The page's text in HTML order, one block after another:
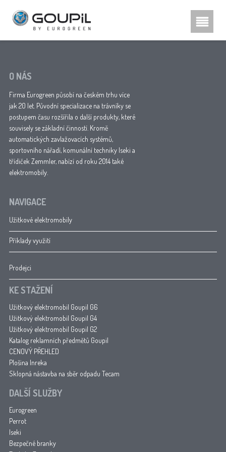
Hestra rukavice, poznu00e1te
O NÁS
Firma Eurogreen působí na českém trhu více
jak 20 let. Původní specializace na trávníky se
postupem času rozšířila o další produkty, které
souvisely se základní činností. Kromě
automatických zavlažovacích systémů,
sportovního nářadí, komunální techniky Iseki a
třídiček Zemmler, nabízí od roku 2014 také
elektromobily.
NAVIGACE
Užitkové elektromobily
Příklady využití
Prodejci
KE STAŽENÍ
Užitkový elektromobil Goupil G6
Užitkový elektromobil Goupil G4
Užitkový elektromobil Goupil G2
Katalog reklamních předmětů Goupil
CENOVÝ PŘEHLED
Plošina Inreka
Sklopná nástavba na sběr odpadu Tecam
DALŠÍ SLUŽBY
Eurogreen
Perrot
Iseki
Bezpečné branky